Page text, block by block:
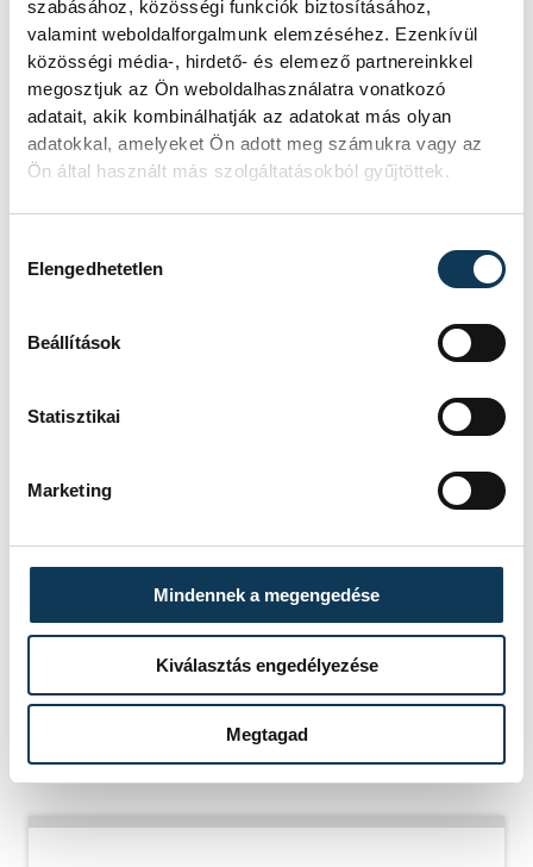
szabásához, közösségi funkciók biztosításához,
valamint weboldalforgalmunk elemzéséhez. Ezenkívül
közösségi média-, hirdető- és elemező partnereinkkel
megosztjuk az Ön weboldalhasználatra vonatkozó
adatait, akik kombinálhatják az adatokat más olyan
adatokkal, amelyeket Ön adott meg számukra vagy az
Ön által használt más szolgáltatásokból gyűjtöttek.
Elengedhetetlen
Beállítások
Statisztikai
Marketing
Mindennek a megengedése
Kiválasztás engedélyezése
Megtagad
SZERZŐ
Események
KORÁBBI ESEMÉNYEK BETÖLTÉSE
SOROZAT FÉRFI KÉZILABDA NB I,
2025/26
HAZAI
NEKA
VENDÉG
ONE VESZPRÉM
IDŐPONT
2026. MÁJUS 20. 18:15
HELYSZÍN
BALATONBOGLÁR, NEKA
CSARNOK
EREDMÉNY
40-51